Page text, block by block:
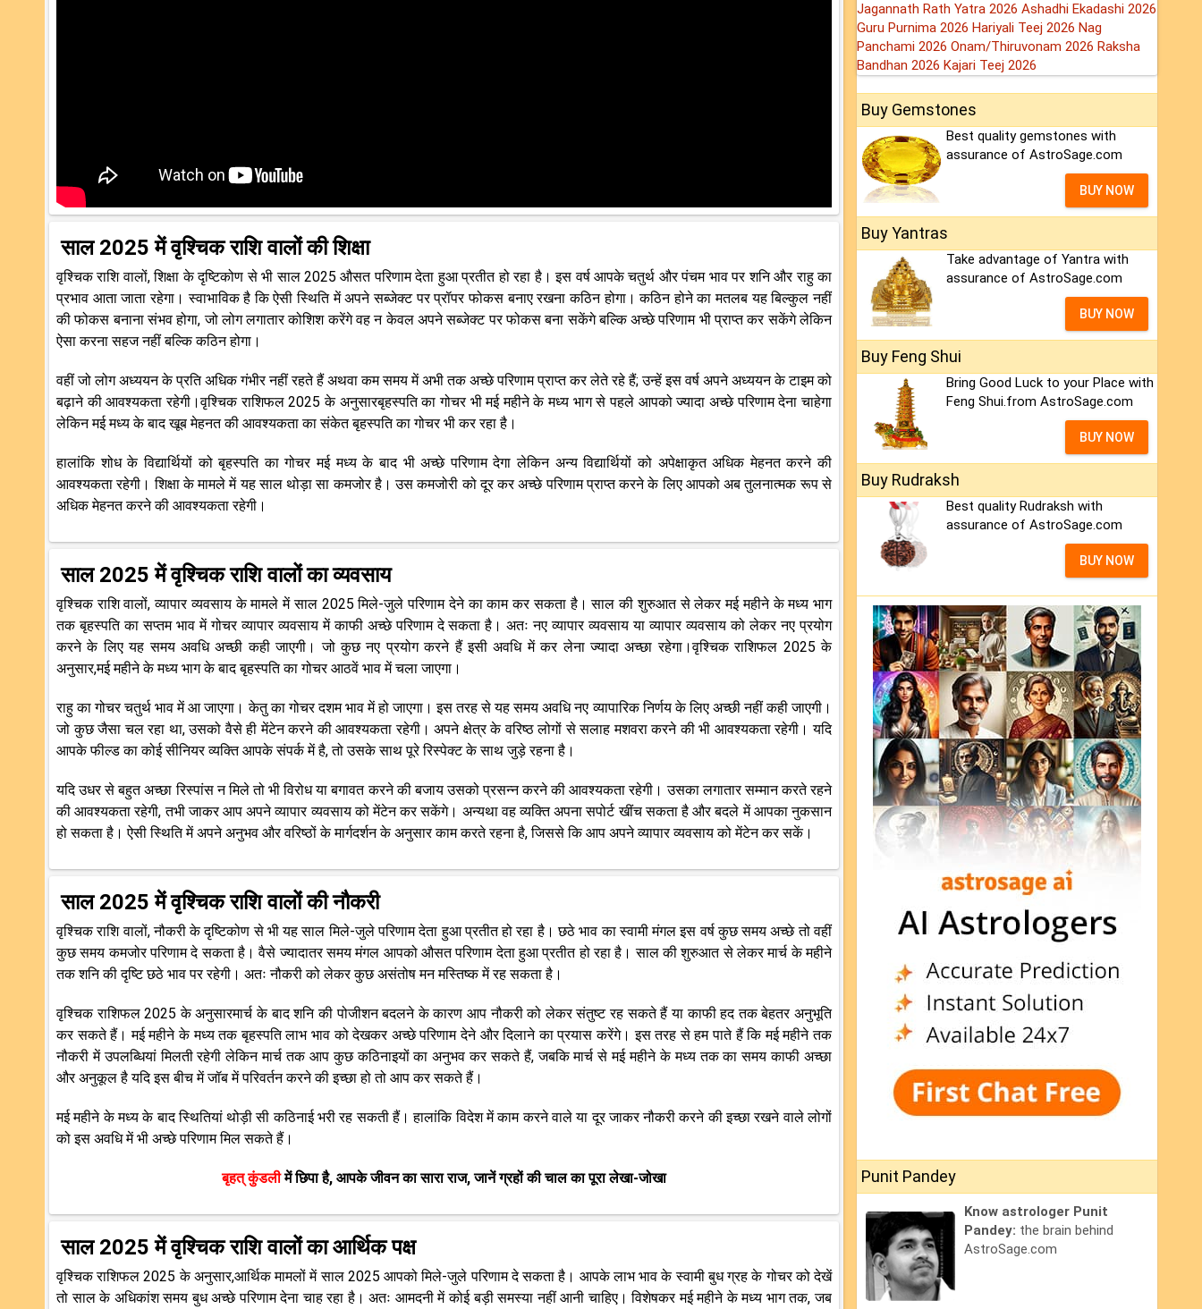
साल 2025 में वृश्चिक राशि वालों की शिक्षा
वृश्चिक राशि वालों, शिक्षा के दृष्टिकोण से भी साल 2025 औसत परिणाम देता हुआ प्रतीत हो रहा है। इस वर्ष आपके चतुर्थ और पंचम भाव पर शनि और राहु का
प्रभाव आता जाता रहेगा। स्वाभाविक है कि ऐसी स्थिति में अपने सब्जेक्ट पर प्रॉपर फोकस बनाए रखना कठिन होगा। कठिन होने का मतलब यह बिल्कुल नहीं
की फोकस बनाना संभव होगा, जो लोग लगातार कोशिश करेंगे वह न केवल अपने सब्जेक्ट पर फोकस बना सकेंगे बल्कि अच्छे परिणाम भी प्राप्त कर सकेंगे लेकिन
ऐसा करना सहज नहीं बल्कि कठिन होगा।
वहीं जो लोग अध्ययन के प्रति अधिक गंभीर नहीं रहते हैं अथवा कम समय में अभी तक अच्छे परिणाम प्राप्त कर लेते रहे हैं; उन्हें इस वर्ष अपने अध्ययन के टाइम को
बढ़ाने की आवश्यकता रहेगी।वृश्चिक राशिफल 2025 के अनुसारबृहस्पति का गोचर भी मई महीने के मध्य भाग से पहले आपको ज्यादा अच्छे परिणाम देना चाहेगा
लेकिन मई मध्य के बाद खूब मेहनत की आवश्यकता का संकेत बृहस्पति का गोचर भी कर रहा है।
हालांकि शोध के विद्यार्थियों को बृहस्पति का गोचर मई मध्य के बाद भी अच्छे परिणाम देगा लेकिन अन्य विद्यार्थियों को अपेक्षाकृत अधिक मेहनत करने की
आवश्यकता रहेगी। शिक्षा के मामले में यह साल थोड़ा सा कमजोर है। उस कमजोरी को दूर कर अच्छे परिणाम प्राप्त करने के लिए आपको अब तुलनात्मक रूप से
अधिक मेहनत करने की आवश्यकता रहेगी।
साल 2025 में वृश्चिक राशि वालों का व्यवसाय
वृश्चिक राशि वालों, व्यापार व्यवसाय के मामले में साल 2025 मिले-जुले परिणाम देने का काम कर सकता है। साल की शुरुआत से लेकर मई महीने के मध्य भाग
तक बृहस्पति का सप्तम भाव में गोचर व्यापार व्यवसाय में काफी अच्छे परिणाम दे सकता है। अतः नए व्यापार व्यवसाय या व्यापार व्यवसाय को लेकर नए प्रयोग
करने के लिए यह समय अवधि अच्छी कही जाएगी। जो कुछ नए प्रयोग करने हैं इसी अवधि में कर लेना ज्यादा अच्छा रहेगा।वृश्चिक राशिफल 2025 के
अनुसार,मई महीने के मध्य भाग के बाद बृहस्पति का गोचर आठवें भाव में चला जाएगा।
राहु का गोचर चतुर्थ भाव में आ जाएगा। केतु का गोचर दशम भाव में हो जाएगा। इस तरह से यह समय अवधि नए व्यापारिक निर्णय के लिए अच्छी नहीं कही जाएगी।
जो कुछ जैसा चल रहा था, उसको वैसे ही मेंटेन करने की आवश्यकता रहेगी। अपने क्षेत्र के वरिष्ठ लोगों से सलाह मशवरा करने की भी आवश्यकता रहेगी। यदि
आपके फील्ड का कोई सीनियर व्यक्ति आपके संपर्क में है, तो उसके साथ पूरे रिस्पेक्ट के साथ जुड़े रहना है।
यदि उधर से बहुत अच्छा रिस्पांस न मिले तो भी विरोध या बगावत करने की बजाय उसको प्रसन्न करने की आवश्यकता रहेगी। उसका लगातार सम्मान करते रहने
की आवश्यकता रहेगी, तभी जाकर आप अपने व्यापार व्यवसाय को मेंटेन कर सकेंगे। अन्यथा वह व्यक्ति अपना सपोर्ट खींच सकता है और बदले में आपका नुकसान
हो सकता है। ऐसी स्थिति में अपने अनुभव और वरिष्ठों के मार्गदर्शन के अनुसार काम करते रहना है, जिससे कि आप अपने व्यापार व्यवसाय को मेंटेन कर सकें।
साल 2025 में वृश्चिक राशि वालों की नौकरी
वृश्चिक राशि वालों, नौकरी के दृष्टिकोण से भी यह साल मिले-जुले परिणाम देता हुआ प्रतीत हो रहा है। छठे भाव का स्वामी मंगल इस वर्ष कुछ समय अच्छे तो वहीं
कुछ समय कमजोर परिणाम दे सकता है। वैसे ज्यादातर समय मंगल आपको औसत परिणाम देता हुआ प्रतीत हो रहा है। साल की शुरुआत से लेकर मार्च के महीने
तक शनि की दृष्टि छठे भाव पर रहेगी। अतः नौकरी को लेकर कुछ असंतोष मन मस्तिष्क में रह सकता है।
वृश्चिक राशिफल 2025 के अनुसारमार्च के बाद शनि की पोजीशन बदलने के कारण आप नौकरी को लेकर संतुष्ट रह सकते हैं या काफी हद तक बेहतर अनुभूति
कर सकते हैं। मई महीने के मध्य तक बृहस्पति लाभ भाव को देखकर अच्छे परिणाम देने और दिलाने का प्रयास करेंगे। इस तरह से हम पाते हैं कि मई महीने तक
नौकरी में उपलब्धियां मिलती रहेगी लेकिन मार्च तक आप कुछ कठिनाइयों का अनुभव कर सकते हैं, जबकि मार्च से मई महीने के मध्य तक का समय काफी अच्छा
और अनुकूल है यदि इस बीच में जॉब में परिवर्तन करने की इच्छा हो तो आप कर सकते हैं।
मई महीने के मध्य के बाद स्थितियां थोड़ी सी कठिनाई भरी रह सकती हैं। हालांकि विदेश में काम करने वाले या दूर जाकर नौकरी करने की इच्छा रखने वाले लोगों
को इस अवधि में भी अच्छे परिणाम मिल सकते हैं।
बृहत् कुंडलीमें छिपा है, आपके जीवन का सारा राज, जानें ग्रहों की चाल का पूरा लेखा-जोखा
साल 2025 में वृश्चिक राशि वालों का आर्थिक पक्ष
वृश्चिक राशिफल 2025 के अनुसार,आर्थिक मामलों में साल 2025 आपको मिले-जुले परिणाम दे सकता है। आपके लाभ भाव के स्वामी बुध ग्रह के गोचर को देखें
तो साल के अधिकांश समय बुध अच्छे परिणाम देना चाह रहा है। अतः आमदनी में कोई बड़ी समस्या नहीं आनी चाहिए। विशेषकर मई महीने के मध्य भाग तक, जब
Jagannath Rath Yatra 2026 Ashadhi Ekadashi 2026
Guru Purnima 2026 Hariyali Teej 2026 Nag
Panchami 2026 Onam/Thiruvonam 2026 Raksha
Bandhan 2026 Kajari Teej 2026
Buy Gemstones
Best quality gemstones with
assurance of AstroSage.com
BUY NOW
Buy Yantras
Take advantage of Yantra with
assurance of AstroSage.com
BUY NOW
Buy Feng Shui
Bring Good Luck to your Place with
Feng Shui.from AstroSage.com
BUY NOW
Buy Rudraksh
Best quality Rudraksh with
assurance of AstroSage.com
BUY NOW
Punit Pandey
Know astrologer Punit
Pandey: the brain behind
AstroSage.com